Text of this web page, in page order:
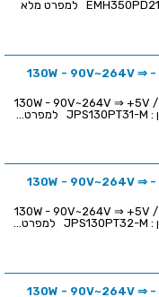
/ +24V ♦ מק''ט יצרן : EMH350PD21-U למפרט מלא
ספק כוח AC/DC לשאסי - 130W - 90V~264V ⇒
ספק כוח AC/DC לשאסי - 130W - 90V~264V ⇒ +5V /
ספק כוח AC/DC לשאסי - 130W - 90V~264V ⇒
ספק כוח AC/DC לשאסי - 130W - 90V~264V ⇒ +5V /
ספק כוח AC/DC לשאסי - 130W - 90V~264V ⇒